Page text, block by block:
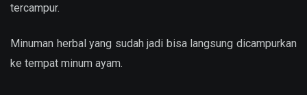
tercampur.
Minuman herbal yang sudah jadi bisa langsung dicampurkan
ke tempat minum ayam.